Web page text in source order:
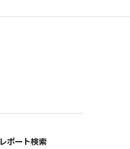
レポート検索